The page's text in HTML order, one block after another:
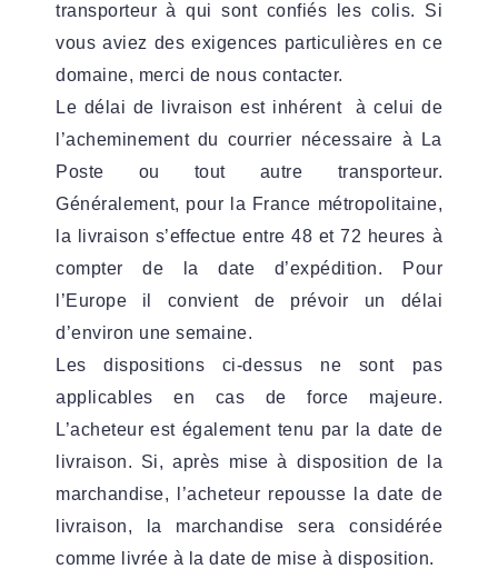
transporteur à qui sont confiés les colis. Si
vous aviez des exigences particulières en ce
domaine, merci de nous contacter.
Le délai de livraison est inhérent à celui de
l’acheminement du courrier nécessaire à La
Poste ou tout autre transporteur.
Généralement, pour la France métropolitaine,
la livraison s’effectue entre 48 et 72 heures à
compter de la date d’expédition. Pour
l’Europe il convient de prévoir un délai
d’environ une semaine.
Les dispositions ci-dessus ne sont pas
applicables en cas de force majeure.
L’acheteur est également tenu par la date de
livraison. Si, après mise à disposition de la
marchandise, l’acheteur repousse la date de
livraison, la marchandise sera considérée
comme livrée à la date de mise à disposition.